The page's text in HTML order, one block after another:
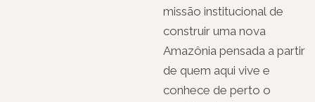
missão institucional de
construir uma nova
Amazônia pensada a partir
de quem aqui vive e
conhece de perto o